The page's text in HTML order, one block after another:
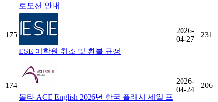
로모션 안내
175
ESE 어학원 취소 및 환불 규정
2026-
04-27
231
174
몰타 ACE English 2026년 한국 플래시 세일 프
2026-
04-24
206